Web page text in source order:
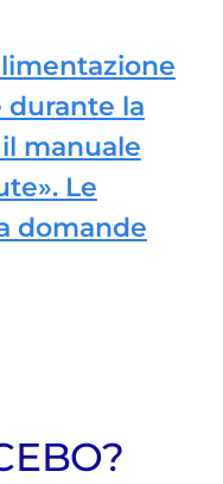
durante la
manuale
Le
domande